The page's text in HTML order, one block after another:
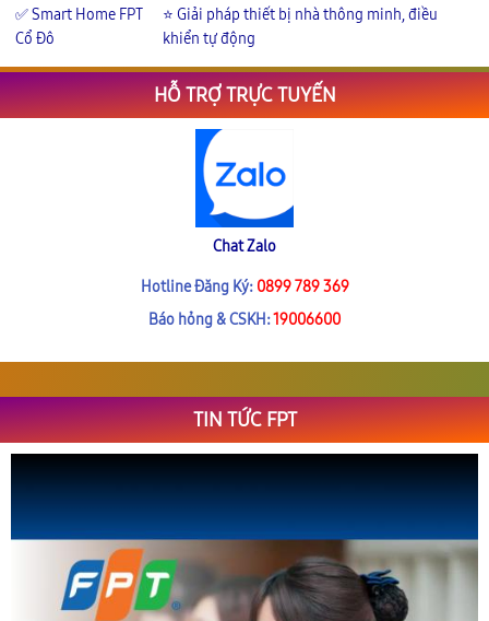
✅ Smart Home FPT
Cổ Đô
⭐ Giải pháp thiết bị nhà thông minh, điều
khiển tự động
HỖ TRỢ TRỰC TUYẾN
Chat Zalo
Hotline Đăng Ký: 0899 789 369
Báo hỏng & CSKH:19006600
TIN TỨC FPT